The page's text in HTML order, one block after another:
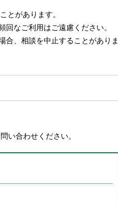
とがあります。
なご利用はご遠慮ください。
合、相談を中止することがありま
い合わせください。